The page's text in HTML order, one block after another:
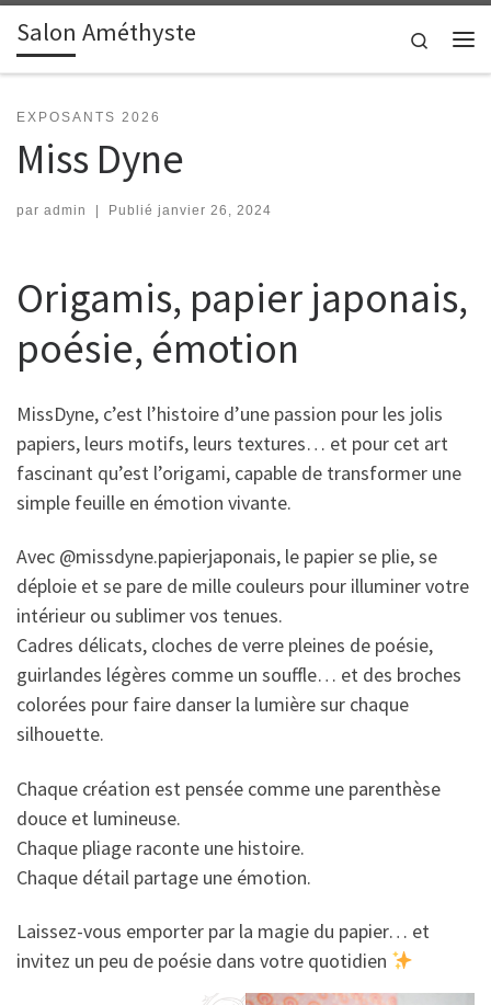
Passer au contenu
Salon Améthyste
Search
EXPOSANTS 2026
Miss Dyne
par admin Publié janvier 26, 2024
Origamis, papier japonais,
poésie, émotion
MissDyne, c’est l’histoire d’une passion pour les jolis
papiers, leurs motifs, leurs textures… et pour cet art
fascinant qu’est l’origami, capable de transformer une
simple feuille en émotion vivante.
Avec @missdyne.papierjaponais, le papier se plie, se
déploie et se pare de mille couleurs pour illuminer votre
intérieur ou sublimer vos tenues.
Cadres délicats, cloches de verre pleines de poésie,
guirlandes légères comme un souffle… et des broches
colorées pour faire danser la lumière sur chaque
silhouette.
Chaque création est pensée comme une parenthèse
douce et lumineuse.
Chaque pliage raconte une histoire.
Chaque détail partage une émotion.
Laissez-vous emporter par la magie du papier… et
invitez un peu de poésie dans votre quotidien